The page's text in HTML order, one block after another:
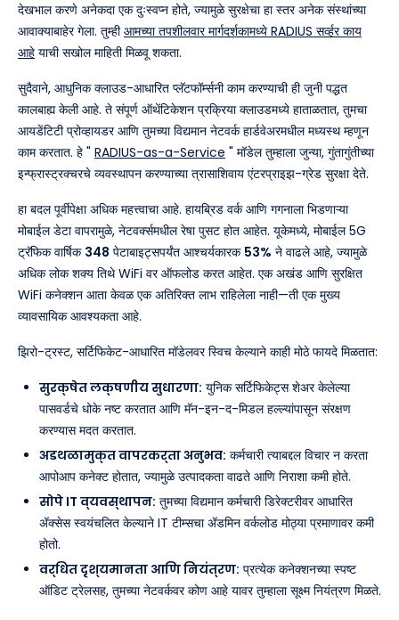
देखभाल करणे अनेकदा एक दुःस्वप्न होते, ज्यामुळे सुरक्षेचा हा स्तर अनेक संस्थांच्या
आवाक्याबाहेर गेला. तुम्हीआमच्या तपशीलवार मार्गदर्शकामध्ये RADIUS सर्व्हर काय
आहे याची सखोल माहिती मिळवू शकता.
सुदैवाने, आधुनिक क्लाउड-आधारित प्लॅटफॉर्म्सनी काम करण्याची ही जुनी पद्धत
कालबाह्य केली आहे. ते संपूर्ण ऑथेंटिकेशन प्रक्रिया क्लाउडमध्ये हाताळतात, तुमचा
आयडेंटिटी प्रोव्हायडर आणि तुमच्या विद्यमान नेटवर्क हार्डवेअरमधील मध्यस्थ म्हणून
काम करतात. हे " RADIUS-as-a-Service " मॉडेल तुम्हाला जुन्या, गुंतागुंतीच्या
इन्फ्रास्ट्रक्चरचे व्यवस्थापन करण्याच्या त्रासाशिवाय एंटरप्राइझ-ग्रेड सुरक्षा देते.
हा बदल पूर्वीपेक्षा अधिक महत्त्वाचा आहे. हायब्रिड वर्क आणि गगनाला भिडणाऱ्या
मोबाईल डेटा वापरामुळे, नेटवर्क्समधील रेषा पुसट होत आहेत. यूकेमध्ये, मोबाईल 5G
ट्रॅफिक वार्षिक 348 पेटाबाइट्सपर्यंत आश्चर्यकारक 53% ने वाढले आहे, ज्यामुळे
अधिक लोक शक्य तिथे WiFi वर ऑफलोड करत आहेत. एक अखंड आणि सुरक्षित
WiFi कनेक्शन आता केवळ एक अतिरिक्त लाभ राहिलेला नाही—ती एक मुख्य
व्यावसायिक आवश्यकता आहे.
झिरो-ट्रस्ट, सर्टिफिकेट-आधारित मॉडेलवर स्विच केल्याने काही मोठे फायदे मिळतात:
सुरक्षेत लक्षणीय सुधारणा: युनिक सर्टिफिकेट्स शेअर केलेल्या
पासवर्डचे धोके नष्ट करतात आणि मॅन-इन-द-मिडल हल्ल्यांपासून संरक्षण
करण्यास मदत करतात.
अडथळामुक्त वापरकर्ता अनुभव: कर्मचारी त्याबद्दल विचार न करता
आपोआप कनेक्ट होतात, ज्यामुळे उत्पादकता वाढते आणि निराशा कमी होते.
सोपे IT व्यवस्थापन: तुमच्या विद्यमान कर्मचारी डिरेक्टरीवर आधारित
ॲक्सेस स्वयंचलित केल्याने IT टीम्सचा ॲडमिन वर्कलोड मोठ्या प्रमाणावर कमी
होतो.
वर्धित दृश्यमानता आणि नियंत्रण: प्रत्येक कनेक्शनच्या स्पष्ट
ऑडिट ट्रेलसह, तुमच्या नेटवर्कवर कोण आहे यावर तुम्हाला सूक्ष्म नियंत्रण मिळते.